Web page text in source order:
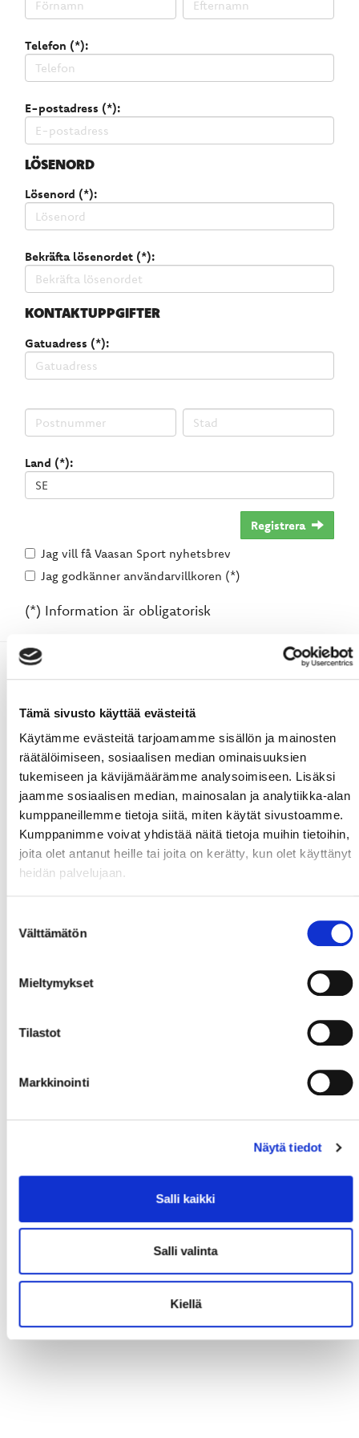
Tämä sivusto käyttää evästeitä
Käytämme evästeitä tarjoamamme sisällön ja mainosten
räätälöimiseen, sosiaalisen median ominaisuuksien
tukemiseen ja kävijämäärämme analysoimiseen. Lisäksi
jaamme sosiaalisen median, mainosalan ja analytiikka-alan
kumppaneillemme tietoja siitä, miten käytät sivustoamme.
Kumppanimme voivat yhdistää näitä tietoja muihin tietoihin,
joita olet antanut heille tai joita on kerätty, kun olet käyttänyt
heidän palvelujaan.
valinta
Välttämätön
Mieltymykset
Tilastot
Markkinointi
Näytä tiedot
Salli kaikki
Salli valinta
Kiellä
Telefon (*):
E-postadress (*):
LÖSENORD
Lösenord (*):
Bekräfta lösenordet (*):
KONTAKTUPPGIFTER
Gatuadress (*):
Land (*):
Registrera
Jag vill få Vaasan Sport nyhetsbrev
Jag godkänner användarvillkoren (*)
(*) Information är obligatorisk